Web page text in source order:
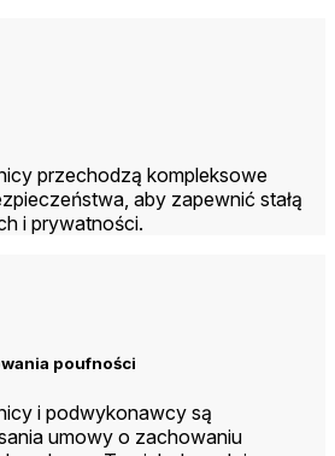
przechodzą kompleksowe
aby zapewnić stałą
i prywatności.
poufności
i podwykonawcy są
umowy o zachowaniu